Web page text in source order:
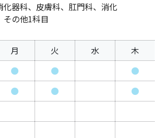
化器科、皮膚科、肛門科、消化
その他1科目
月 火 水 木
● ● ●
● ● ●